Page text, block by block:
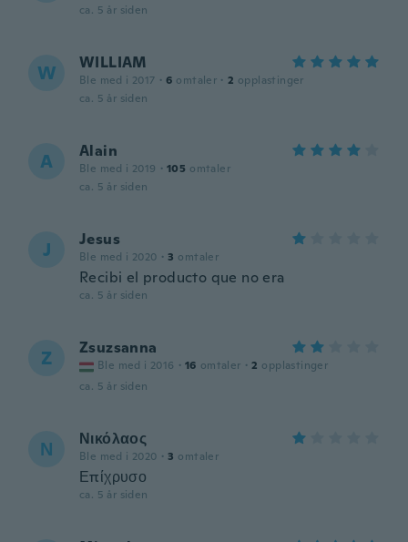
ca. 5 år siden
W WILLIAM
Ble med i 2017 · 6 omtaler · 2 opplastinger
ca. 5 år siden
A Alain
Ble med i 2019 · 105 omtaler
ca. 5 år siden
J Jesus
Ble med i 2020 · 3 omtaler
Recibi el producto que no era
ca. 5 år siden
Z Zsuzsanna
Ble med i 2016 · 16 omtaler · 2 opplastinger
ca. 5 år siden
Ν Νικόλαος
Ble med i 2020 · 3 omtaler
Επίχρυσο
ca. 5 år siden